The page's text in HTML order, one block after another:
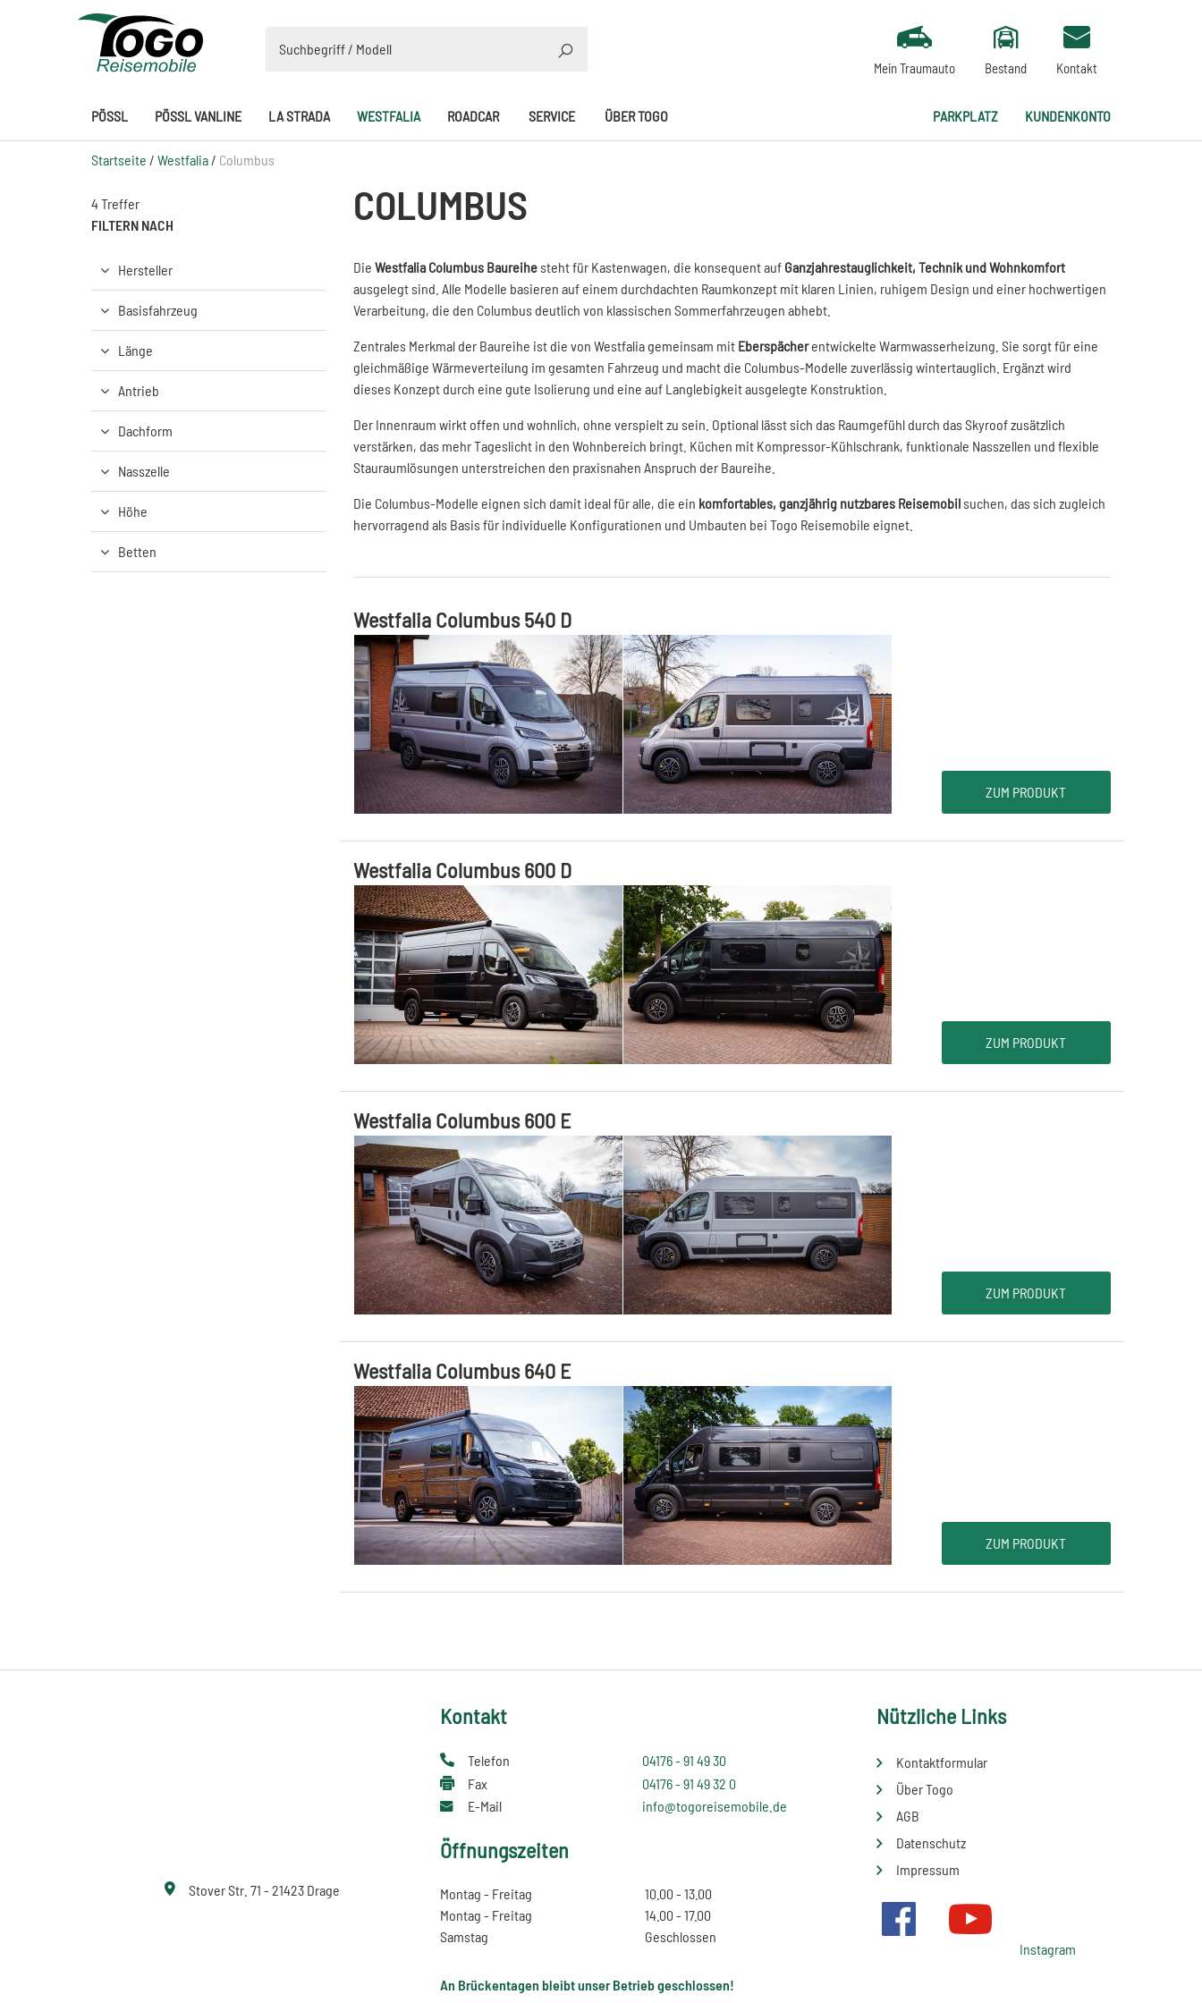
Mein Traumauto Bestand Kontakt
PÖSSL PÖSSL VANLINE LA STRADA WESTFALIA ROADCAR SERVICE ÜBER TOGO KUNDENKONTO
PARKPLATZ
Startseite / Westfalia/ Columbus
COLUMBUS
FILTERN NACH
Hersteller
Basisfahrzeug
Länge
Antrieb
Dachform
Nasszelle
Höhe
Betten
4 Treffer
Die Westfalia Columbus Baureihesteht für Kastenwagen, die konsequent auf Ganzjahrestauglichkeit, Technik und Wohnkomfort
ausgelegt sind. Alle Modelle basieren auf einem durchdachten Raumkonzept mit klaren Linien, ruhigem Design und einer hochwertigen
Verarbeitung, die den Columbus deutlich von klassischen Sommerfahrzeugen abhebt.
Zentrales Merkmal der Baureihe ist die von Westfalia gemeinsam mit Eberspächerentwickelte Warmwasserheizung. Sie sorgt für eine
gleichmäßige Wärmeverteilung im gesamten Fahrzeug und macht die Columbus-Modelle zuverlässig wintertauglich. Ergänzt wird
dieses Konzept durch eine gute Isolierung und eine auf Langlebigkeit ausgelegte Konstruktion.
Der Innenraum wirkt offen und wohnlich, ohne verspielt zu sein. Optional lässt sich das Raumgefühl durch das Skyroof zusätzlich
verstärken, das mehr Tageslicht in den Wohnbereich bringt. Küchen mit Kompressor-Kühlschrank, funktionale Nasszellen und flexible
Stauraumlösungen unterstreichen den praxisnahen Anspruch der Baureihe.
Die Columbus-Modelle eignen sich damit ideal für alle, die ein komfortables, ganzjährig nutzbares Reisemobilsuchen, das sich zugleich
hervorragend als Basis für individuelle Konfigurationen und Umbauten bei Togo Reisemobile eignet.
Westfalia Columbus 540 D
ZUM PRODUKT
Westfalia Columbus 600 D
ZUM PRODUKT
Westfalia Columbus 600 E
ZUM PRODUKT
Westfalia Columbus 640 E
ZUM PRODUKT
Stover Str. 71 - 21423 Drage
Kontakt
Telefon
04176 - 91 49 30
Fax
04176 - 91 49 32 0
E-Mail
info@togoreisemobile.de
Öffnungszeiten
Montag - Freitag
10.00 - 13.00
Montag - Freitag
14.00 - 17.00
Samstag
Geschlossen
An Brückentagen bleibt unser Betrieb geschlossen!
Nützliche Links
Kontaktformular
Über Togo
AGB
Datenschutz
Impressum
Instagram